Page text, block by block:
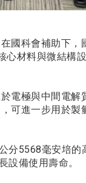
國科會補助下，
心材料與微結構
電極與中間電解
可進一步用於製
分5568毫安培的
設備使用壽命。